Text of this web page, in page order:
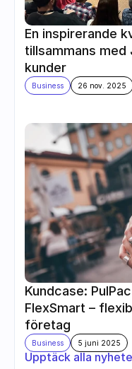
En inspirerande
tillsammans
kunder
Business 26 nov. 2025
Kundcase:
FlexSmart –
företag
Business 5 juni 2025
Upptäck alla